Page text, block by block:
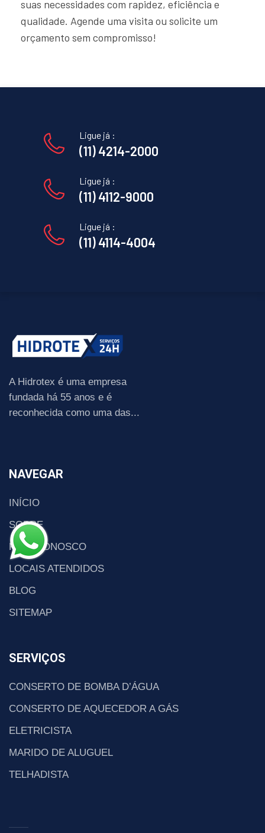
suas necessidades com rapidez, eficiência e
qualidade. Agende uma visita ou solicite um
orçamento sem compromisso!
Ligue já :
(11) 4214-2000
Ligue já :
(11) 4112-9000
Ligue já :
(11) 4114-4004
A Hidrotex é uma empresa
fundada há 55 anos e é
reconhecida como uma das...
NAVEGAR
INÍCIO
SOBRE
FALE CONOSCO
LOCAIS ATENDIDOS
BLOG
SITEMAP
SERVIÇOS
CONSERTO DE BOMBA D’ÁGUA
CONSERTO DE AQUECEDOR A GÁS
ELETRICISTA
MARIDO DE ALUGUEL
TELHADISTA